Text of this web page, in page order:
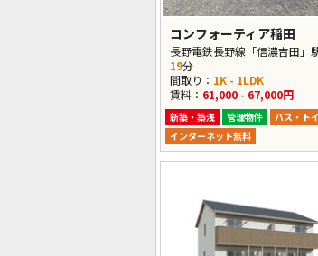
コンフォーティア稲田
長野電鉄長野線「信濃吉田」
19分
間取り： 1K - 1LDK
賃料： 61,000 - 67,000円
新築・築浅 管理物件
バス・ト
インターネット無料